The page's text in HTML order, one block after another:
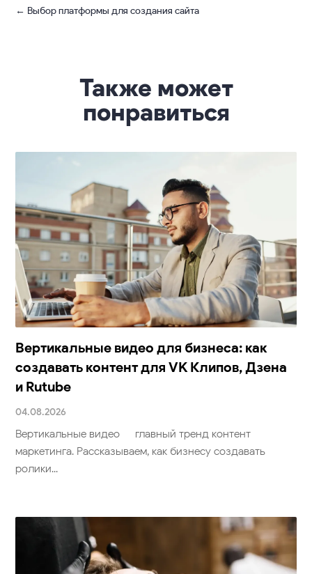
← Выбор платформы для создания сайта
Также может
понравиться
Вертикальные видео для бизнеса: как
создавать контент для VK Клипов, Дзена
и Rutube
04.08.2026
Вертикальные видео — главный тренд контент-
маркетинга. Рассказываем, как бизнесу создавать
ролики...